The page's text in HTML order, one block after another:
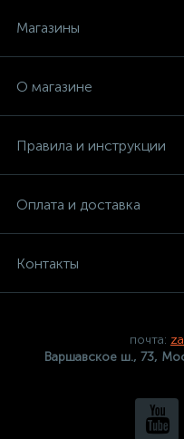
Магазины
О магазине
Правила и инструкции
Оплата и доставка
Контакты
почта:
Варшавское ш., 73,